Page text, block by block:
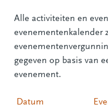
Alle activiteiten en
evenementenkalender
gegeven op basis van
evenement.
Datum